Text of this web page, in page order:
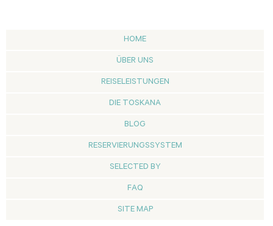
HOME
ÜBER UNS
REISELEISTUNGEN
DIE TOSKANA
BLOG
RESERVIERUNGSSYSTEM
SELECTED BY
FAQ
SITE MAP